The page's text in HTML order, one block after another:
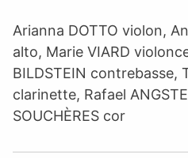
Arianna DOTTO violon,
alto, Marie VIARD
BILDSTEIN contrebasse,
clarinette, Rafael
SOUCHÈRES cor